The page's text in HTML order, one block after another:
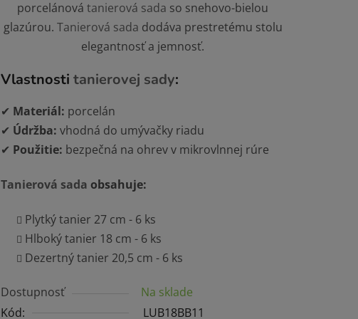
z
porcelánová tanierová sada so snehovo-bielou
glazúrou. Tanierová sada dodáva prestretému stolu
elegantnosť a jemnosť.
Vlastnosti tanierovej sady:
✔ Materiál: porcelán
✔ Údržba: vhodná do umývačky riadu
✔ Použitie: bezpečná na ohrev v mikrovlnnej rúre
Tanierová sada obsahuje:
Plytký tanier 27 cm - 6 ks
Hlboký tanier 18 cm - 6 ks
Dezertný tanier 20,5 cm - 6 ks
Dostupnosť
Na sklade
Kód:
LUB18BB11